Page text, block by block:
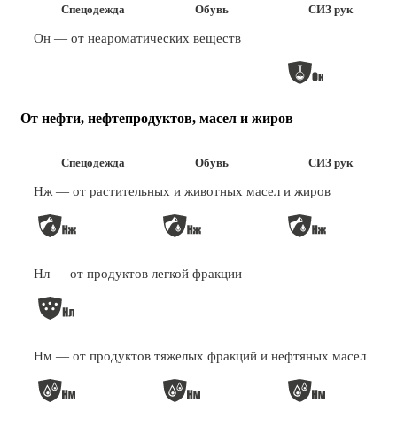
Спецодежда Обувь СИЗ рук
Он — от неароматических веществ
От нефти, нефтепродуктов, масел и жиров
Спецодежда Обувь СИЗ рук
Нж — от растительных и животных масел и жиров
Нл — от продуктов легкой фракции
Нм — от продуктов тяжелых фракций и нефтяных масел